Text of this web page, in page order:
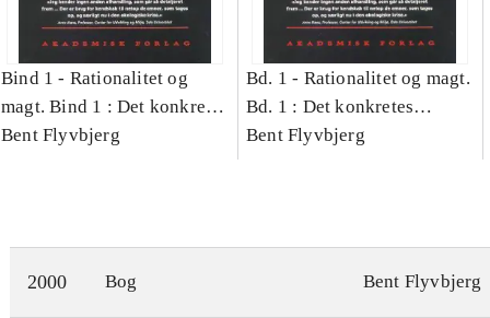
Bind 1 - Rationalitet og
magt. Bind 1 : Det konkretes
videnskab
Bent Flyvbjerg
Bd. 1 - Rationalitet og magt.
Bd. 1 : Det konkretes
videnskab
Bent Flyvbjerg
2000 Bog Bent Flyvbjerg